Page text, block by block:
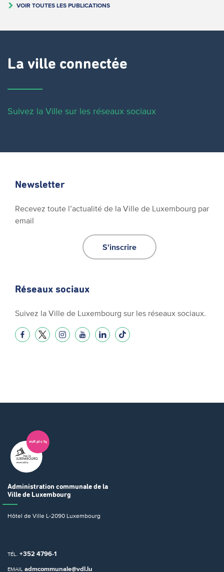
VOIR TOUTES LES PUBLICATIONS
La ville connectée
Suivez la Ville sur les réseaux sociaux
Newsletter
Recevez toute l’actualité de la Ville de Luxembourg par
email
S'inscrire
Réseaux sociaux
Suivez la Ville de Luxembourg sur les réseaux sociaux.
Administration communale de la
Ville de Luxembourg
Hôtel de Ville L-2090 Luxembourg
TÉL. +352 4796-1
EMAIL admcommunale@vdl.lu